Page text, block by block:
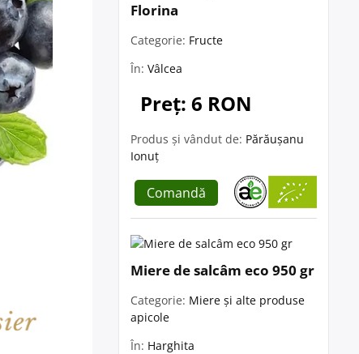
Florina
Categorie: Fructe
În: Vâlcea
Preț: 6 RON
Produs și vândut de: Părăușanu
Ionuț
Comandă
Miere de salcâm eco 950 gr
Categorie: Miere și alte produse
apicole
În: Harghita